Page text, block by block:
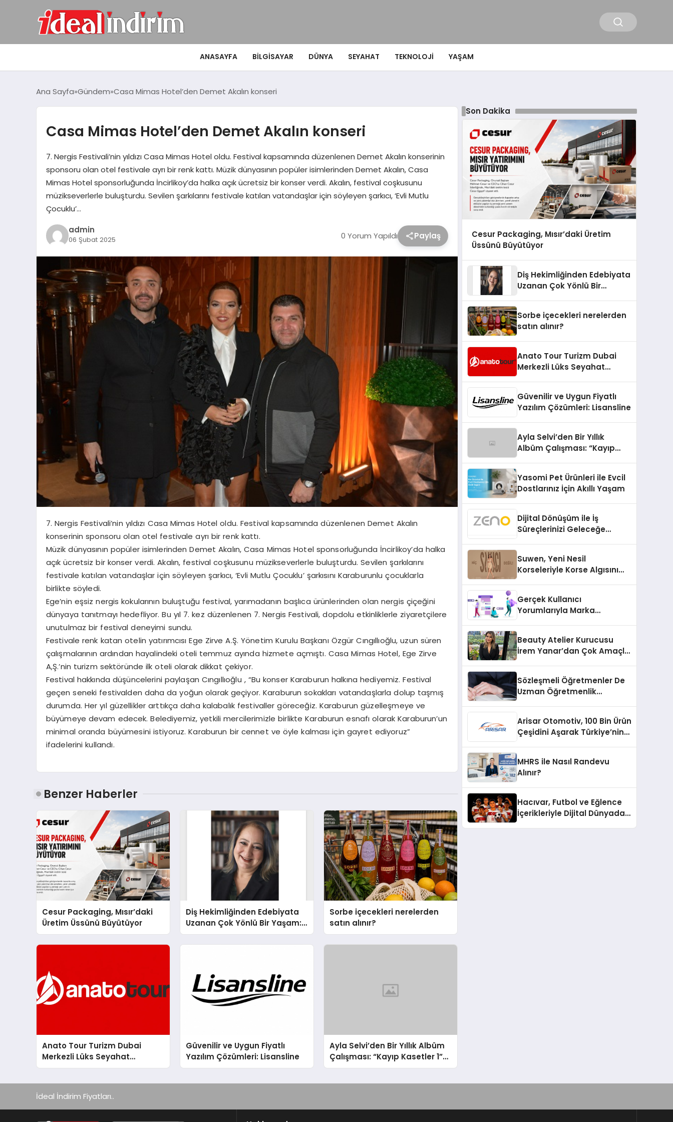
ANASAYFA BILGISAYAR DÜNYA SEYAHAT TEKNOLOJI YAŞAM
Ana Sayfa Gündem Casa Mimas Hotel’den Demet Akalın konseri
Casa Mimas Hotel’den Demet Akalın konseri
7. Nergis Festivali’nin yıldızı Casa Mimas Hotel oldu. Festival kapsamında düzenlenen Demet Akalın konserinin
sponsoru olan otel festivale ayrı bir renk kattı. Müzik dünyasının popüler isimlerinden Demet Akalın, Casa
Mimas Hotel sponsorluğunda İncirlikoy’da halka açık ücretsiz bir konser verdi. Akalın, festival coşkusunu
müzikseverlerle buluşturdu. Sevilen şarkılarını festivale katılan vatandaşlar için söyleyen şarkıcı, ‘Evli Mutlu
Çocuklu’…
admin
06 Şubat 2025 0 Yorum Yapıldı Paylaş
7. Nergis Festivali’nin yıldızı Casa Mimas Hotel oldu. Festival kapsamında düzenlenen Demet Akalın
konserinin sponsoru olan otel festivale ayrı bir renk kattı.
Müzik dünyasının popüler isimlerinden Demet Akalın, Casa Mimas Hotel sponsorluğunda İncirlikoy’da halka
açık ücretsiz bir konser verdi. Akalın, festival coşkusunu müzikseverlerle buluşturdu. Sevilen şarkılarını
festivale katılan vatandaşlar için söyleyen şarkıcı, ‘Evli Mutlu Çocuklu’ şarkısını Karaburunlu çocuklarla
birlikte söyledi.
Ege’nin eşsiz nergis kokularının buluştuğu festival, yarımadanın başlıca ürünlerinden olan nergis çiçeğini
dünyaya tanıtmayı hedefliyor. Bu yıl 7. kez düzenlenen 7. Nergis Festivali, dopdolu etkinliklerle ziyaretçilere
unutulmaz bir festival deneyimi sundu.
Festivale renk katan otelin yatırımcısı Ege Zirve A.Ş. Yönetim Kurulu Başkanı Özgür Cıngıllıoğlu, uzun süren
çalışmalarının ardından hayalindeki oteli temmuz ayında hizmete açmıştı. Casa Mimas Hotel, Ege Zirve
A,Ş.’nin turizm sektöründe ilk oteli olarak dikkat çekiyor.
Festival hakkında düşüncelerini paylaşan Cıngıllıoğlu , “Bu konser Karaburun halkına hediyemiz. Festival
geçen seneki festivalden daha da yoğun olarak geçiyor. Karaburun sokakları vatandaşlarla dolup taşmış
durumda. Her yıl güzellikler arttıkça daha kalabalık festivaller göreceğiz. Karaburun güzelleşmeye ve
büyümeye devam edecek. Belediyemiz, yetkili mercilerimizle birlikte Karaburun esnafı olarak Karaburun’un
minimal oranda büyümesini istiyoruz. Karaburun bir cennet ve öyle kalması için gayret ediyoruz”
ifadelerini kullandı.
Benzer Haberler
Cesur Packaging, Mısır’daki
Üretim Üssünü Büyütüyor
Diş Hekimliğinden Edebiyata
Uzanan Çok Yönlü Bir Yaşam:
Yeşim Şahin Yaman
Sorbe içecekleri nerelerden
satın alınır?
Anato Tour Turizm Dubai
Merkezli Lüks Seyahat
Hizmetleriyle Küresel
Güvenilir ve Uygun Fiyatlı
Yazılım Çözümleri: Lisansline
Ayla Selvi’den Bir Yıllık Albüm
Çalışması: “Kayıp Kasetler 1”
31 Temmuz’da Çıktı
Son Dakika
Cesur Packaging, Mısır’daki Üretim
Üssünü Büyütüyor
Diş Hekimliğinden Edebiyata
Uzanan Çok Yönlü Bir
Sorbe içecekleri nerelerden
satın alınır?
Anato Tour Turizm Dubai
Merkezli Lüks Seyahat
Güvenilir ve Uygun Fiyatlı
Yazılım Çözümleri: Lisansline
Ayla Selvi’den Bir Yıllık
Albüm Çalışması: “Kayıp
Yasomi Pet Ürünleri ile Evcil
Dostlarınız İçin Akıllı Yaşam
Dijital Dönüşüm ile İş
Süreçlerinizi Geleceğe
Suwen, Yeni Nesil
Korseleriyle Korse Algısını
Gerçek Kullanıcı
Yorumlarıyla Marka
Beauty Atelier Kurucusu
İrem Yanar’dan Çok Amaçlı
Sözleşmeli Öğretmenler De
Uzman Öğretmenlik
Arisar Otomotiv, 100 Bin Ürün
Çeşidini Aşarak Türkiye’nin
Platformlarından Biri Oldu
MHRS ile Nasıl Randevu
Alınır?
Hacıvar, Futbol ve Eğlence
İçerikleriyle Dijital Dünyada
İdeal İndirim Fiyatları..